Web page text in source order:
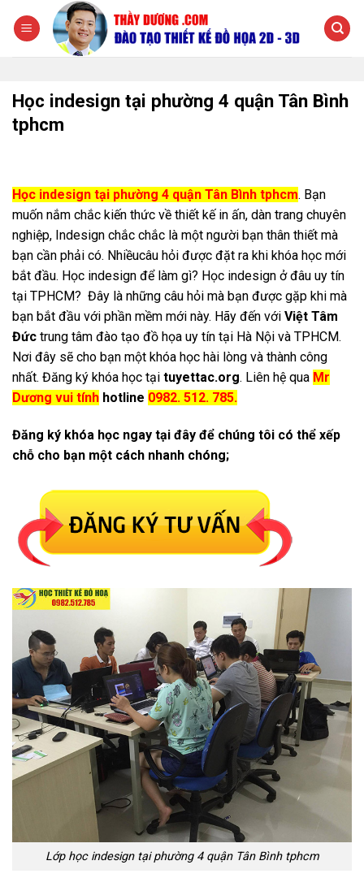
đến
Học indesign tại phường 4 quận Tân Bình
tphcm
Học indesign tại phường 4 quận Tân Bình tphcm. Bạn
muốn nắm chắc kiến thức về thiết kế in ấn, dàn trang chuyên
nghiệp, Indesign chắc chắc là một người bạn thân thiết mà
bạn cần phải có. Nhiềucâu hỏi được đặt ra khi khóa học mới
bắt đầu. Học indesign để làm gì? Học indesign ở đâu uy tín
tại TPHCM? Đây là những câu hỏi mà bạn được gặp khi mà
bạn bắt đầu với phần mềm mới này. Hãy đến với Việt Tâm
Đức trung tâm đào tạo đồ họa uy tín tại Hà Nội và TPHCM.
Nơi đây sẽ cho bạn một khóa học hài lòng và thành công
nhất. Đăng ký khóa học tại tuyettac.org. Liên hệ qua Mr
Dương vui tính hotline 0982. 512. 785.
Đăng ký khóa học ngay tại đây để chúng tôi có thể xếp
chỗ cho bạn một cách nhanh chóng;
Lớp học indesign tại phường 4 quận Tân Bình tphcm